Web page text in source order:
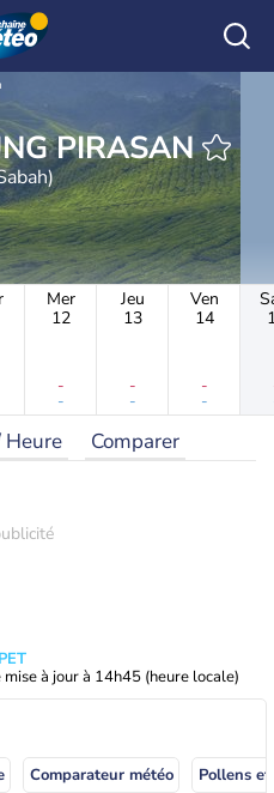
PIRASAN
Mer
12
-
-
Jeu
13
-
-
Ven
14
-
-
Heure Comparer
à jour à 14h45 (heure locale)
Comparateur météo Pollens